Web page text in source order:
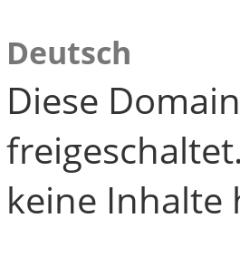
Deutsch
Diese
keine Inhalte